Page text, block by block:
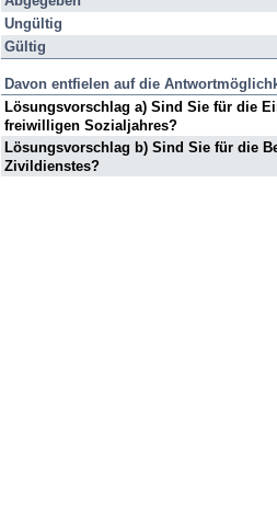
Stimmen,
Prozente
Ungültig
Gültig
Davon entfielen auf die
Lösungsvorschlag a) Sind Sie für die
freiwilligen Sozialjahres?
Lösungsvorschlag b) Sind Sie für die
Zivildienstes?